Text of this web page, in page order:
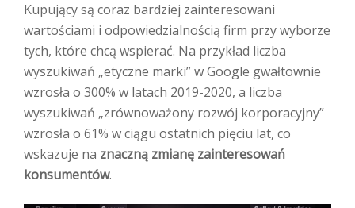
Kupujący są coraz bardziej zainteresowani
wartościami i odpowiedzialnością firm przy wyborze
tych, które chcą wspierać. Na przykład liczba
wyszukiwań „etyczne marki” w Google gwałtownie
wzrosła o 300% w latach 2019-2020, a liczba
wyszukiwań „zrównoważony rozwój korporacyjny”
wzrosła o 61% w ciągu ostatnich pięciu lat, co
wskazuje na znaczną zmianę zainteresowań
konsumentów.